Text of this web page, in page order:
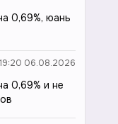
0,69%, юань
19:20 06.08.2026
0,69% и не